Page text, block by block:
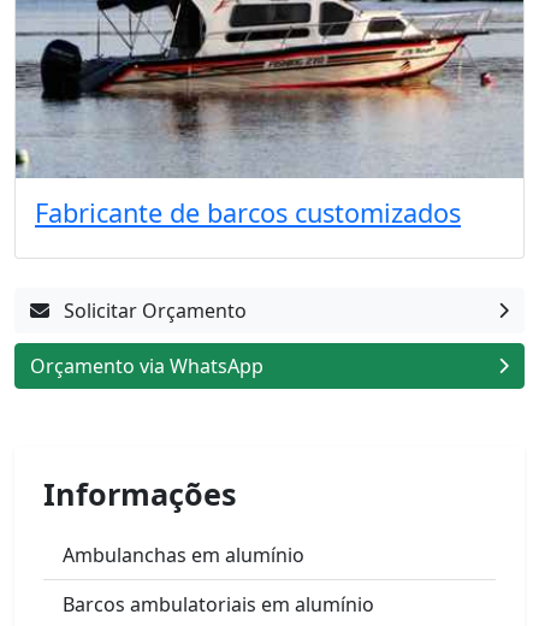
Fabricante de barcos customizados
Solicitar Orçamento
Orçamento via WhatsApp
Informações
Ambulanchas em alumínio
Barcos ambulatoriais em alumínio